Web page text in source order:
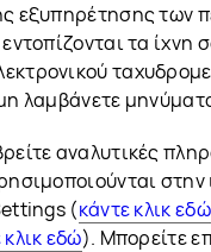
εξυπηρέτησης των
τα ίχνη
λαμβάνετε
αναλυτικές
στην
(κάντε κλικ εδώ
εδώ). Μπορείτε